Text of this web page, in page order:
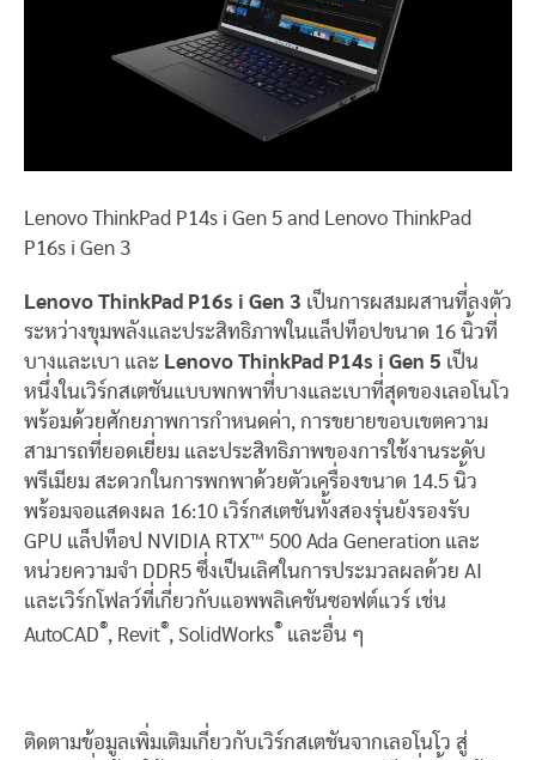
Lenovo ThinkPad P14s i Gen 5 and Lenovo ThinkPad
P16s i Gen 3
Lenovo ThinkPad P16s i Gen 3 เป็นการผสมผสานที่ลงตัว
ระหว่างขุมพลังและประสิทธิภาพในแล็ปท็อปขนาด 16 นิ้วที่
บางและเบา และ Lenovo ThinkPad P14s i Gen 5 เป็น
หนึ่งในเวิร์กสเตชันแบบพกพาที่บางและเบาที่สุดของเลอโนโว
พร้อมด้วยศักยภาพการกำหนดค่า, การขยายขอบเขตความ
สามารถที่ยอดเยี่ยม และประสิทธิภาพของการใช้งานระดับ
พรีเมียม สะดวกในการพกพาด้วยตัวเครื่องขนาด 14.5 นิ้ว
พร้อมจอแสดงผล 16:10 เวิร์กสเตชันทั้งสองรุ่นยังรองรับ
GPU แล็ปท็อป NVIDIA RTX™ 500 Ada Generation และ
หน่วยความจำ DDR5 ซึ่งเป็นเลิศในการประมวลผลด้วย AI
และเวิร์กโฟลว์ที่เกี่ยวกับแอพพลิเคชันซอฟต์แวร์ เช่น
AutoCAD®, Revit®, SolidWorks® และอื่น ๆ
ติดตามข้อมูลเพิ่มเติมเกี่ยวกับเวิร์กสเตชันจากเลอโนโว สู่